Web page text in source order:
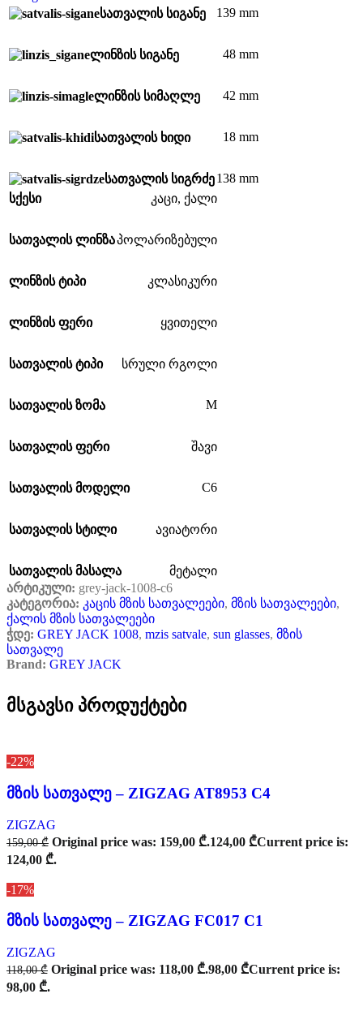
სათვალის სიგანე
139 mm
ლინზის სიგანე 48 mm
ლინზის სიმაღლე 42 mm
სათვალის ხიდი 18 mm
სათვალის სიგრძე138 mm
სქესი
კაცი, ქალი
სათვალის ლინზაპოლარიზებული
ლინზის ტიპი კლასიკური
ლინზის ფერი ყვითელი
სათვალის ტიპი სრული რგოლი
სათვალის ზომა M
სათვალის ფერი შავი
სათვალის მოდელი C6
სათვალის სტილი ავიატორი
სათვალის მასალა
მეტალი
არტიკული: grey-jack-1008-c6
კატეგორია: კაცის მზის სათვალეები, მზის სათვალეები,
ქალის მზის სათვალეები
ჭდე: GREY JACK 1008, mzis satvale, sun glasses, მზის
სათვალე
Brand: GREY JACK
მსგავსი პროდუქტები
-22%
მზის სათვალე – ZIGZAG AT8953 C4
ZIGZAG
159,00₾ Original price was: 159,00 ₾.124,00 ₾Current price is:
124,00 ₾.
-17%
მზის სათვალე – ZIGZAG FC017 C1
ZIGZAG
118,00₾ Original price was: 118,00 ₾.98,00 ₾Current price is:
98,00 ₾.